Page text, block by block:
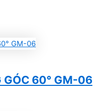
GÓC 60° GM-06